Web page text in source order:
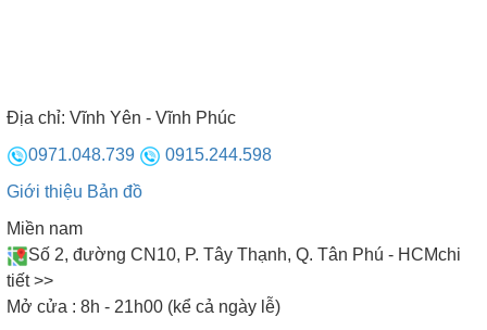
Địa chỉ: Vĩnh Yên - Vĩnh Phúc
0971.048.739
0915.244.598
Giới thiệu Bản đồ
Miền nam
Số 2, đường CN10, P. Tây Thạnh, Q. Tân Phú - HCMchi
tiết >>
Mở cửa : 8h - 21h00 (kể cả ngày lễ)